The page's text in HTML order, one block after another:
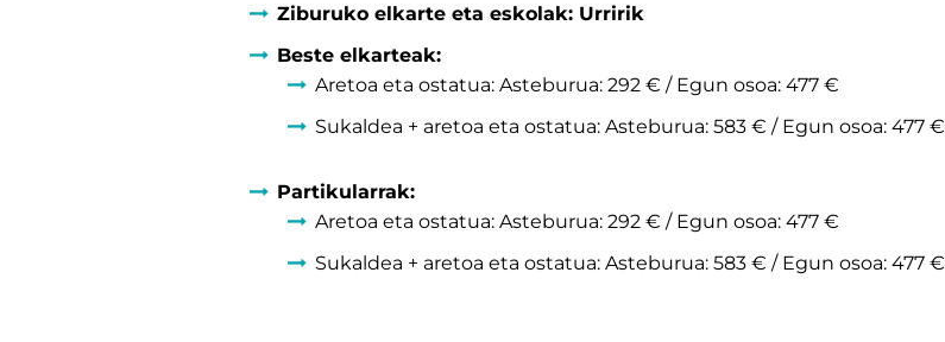
Ziburuko elkarte eta eskolak: Urririk
Beste elkarteak:
Aretoa eta ostatua: Asteburua: 292 € / Egun osoa: 477 €
Sukaldea + aretoa eta ostatua: Asteburua: 583 € / Egun osoa: 477 €
Partikularrak:
Aretoa eta ostatua: Asteburua: 292 € / Egun osoa: 477 €
Sukaldea + aretoa eta ostatua: Asteburua: 583 € / Egun osoa: 477 €